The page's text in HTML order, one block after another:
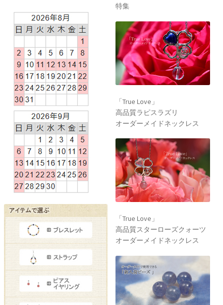
特集
「True Love」
高品質ラピスラズリ
オーダーメイドネックレス
「True Love」
高品質スターローズクォーツ
オーダーメイドネックレス